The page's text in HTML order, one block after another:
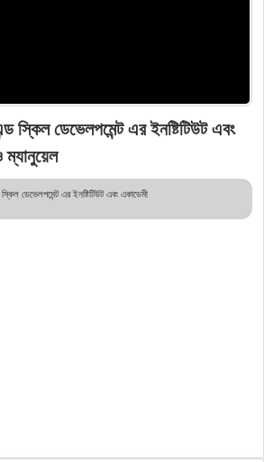
স্কিল ডেভেলপমেন্ট এর ইনষ্টিটিউট এবং
ম্যানুয়েল
স্কিল ডেভেলপমেন্ট এর ইনষ্টিটিউট এবং একাডেমী